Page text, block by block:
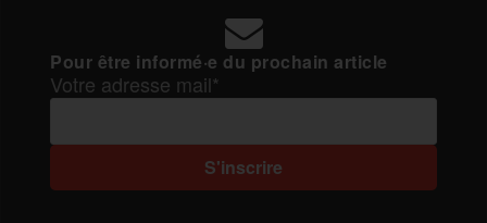
Pour être informé·e du prochain article
Votre adresse mail*